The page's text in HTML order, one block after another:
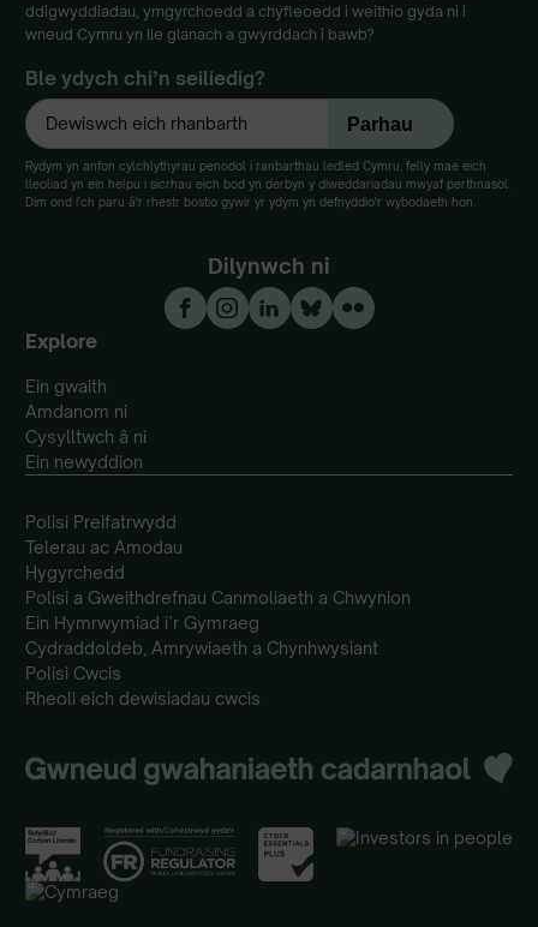
ddigwyddiadau, ymgyrchoedd a chyfleoedd i weithio gyda ni i
wneud Cymru yn lle glanach a gwyrddach i bawb?
Ble ydych chi’n seiliedig?
Rydym yn anfon cylchlythyrau penodol i ranbarthau ledled Cymru, felly mae eich
lleoliad yn ein helpu i sicrhau eich bod yn derbyn y diweddariadau mwyaf perthnasol.
Dim ond i'ch paru â'r rhestr bostio gywir yr ydym yn defnyddio'r wybodaeth hon.
Dilynwch ni
Explore
Ein gwaith
Amdanom ni
Cysylltwch â ni
Ein newyddion
Polisi Preifatrwydd
Telerau ac Amodau
Hygyrchedd
Polisi a Gweithdrefnau Canmoliaeth a Chwynion
Ein Hymrwymiad i’r Gymraeg
Cydraddoldeb, Amrywiaeth a Chynhwysiant
Polisi Cwcis
Rheoli eich dewisiadau cwcis